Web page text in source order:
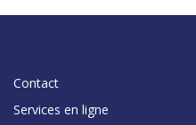
Contact
Services en ligne